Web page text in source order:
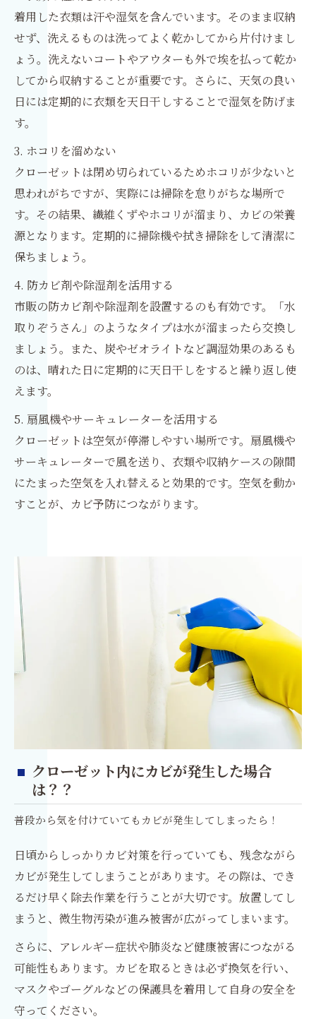
着用した衣類は汗や湿気を含んでいます。そのまま収納
せず、洗えるものは洗ってよく乾かしてから片付けまし
ょう。洗えないコートやアウターも外で埃を払って乾か
してから収納することが重要です。さらに、天気の良い
日には定期的に衣類を天日干しすることで湿気を防げま
す。
3. ホコリを溜めない
クローゼットは閉め切られているためホコリが少ないと
思われがちですが、実際には掃除を怠りがちな場所で
す。その結果、繊維くずやホコリが溜まり、カビの栄養
源となります。定期的に掃除機や拭き掃除をして清潔に
保ちましょう。
4. 防カビ剤や除湿剤を活用する
市販の防カビ剤や除湿剤を設置するのも有効です。「水
取りぞうさん」のようなタイプは水が溜まったら交換し
ましょう。また、炭やゼオライトなど調湿効果のあるも
のは、晴れた日に定期的に天日干しをすると繰り返し使
えます。
5. 扇風機やサーキュレーターを活用する
クローゼットは空気が停滞しやすい場所です。扇風機や
サーキュレーターで風を送り、衣類や収納ケースの隙間
にたまった空気を入れ替えると効果的です。空気を動か
すことが、カビ予防につながります。
クローゼット内にカビが発生した場合
は？？
普段から気を付けていてもカビが発生してしまったら！
日頃からしっかりカビ対策を行っていても、残念ながら
カビが発生してしまうことがあります。その際は、でき
るだけ早く除去作業を行うことが大切です。放置してし
まうと、微生物汚染が進み被害が広がってしまいます。
さらに、アレルギー症状や肺炎など健康被害につながる
可能性もあります。カビを取るときは必ず換気を行い、
マスクやゴーグルなどの保護具を着用して自身の安全を
守ってください。